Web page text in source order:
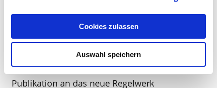
Cookies zulassen
Auswahl speichern
Gemeinsam finden wir Wege, Ihren Workflow
zu optimieren und Auslieferungszeiten zu
verbessern. Und wir kennen alle Kniffe und
Möglichkeiten, um die Gestaltung Ihrer
Publikation an das neue Regelwerk